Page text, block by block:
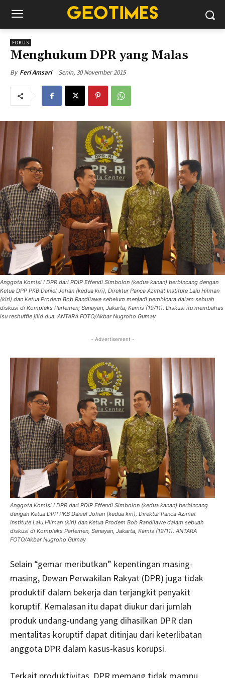
FOKUS
Menghukum DPR yang Malas
By Feri Amsari Senin, 30 November 2015
Anggota Komisi I DPR dari PDIP Effendi Simbolon (kedua kanan) berbincang dengan
Ketua DPP PKB Daniel Johan (kedua kiri), Direktur Panca Azimat Institute Lalu Hilman
(kiri) dan Ketua Prodem Bob Randilawe sebelum menjadi pembicara dalam sebuah
diskusi di Kompleks Parlemen, Senayan, Jakarta, Kamis (19/11). Diskusi itu membahas
isu reshuffle jilid dua. ANTARA FOTO/Akbar Nugroho Gumay
- Advertisement -
Anggota Komisi I DPR dari PDIP Effendi Simbolon (kedua kanan) berbincang
dengan Ketua DPP PKB Daniel Johan (kedua kiri), Direktur Panca Azimat
Institute Lalu Hilman (kiri) dan Ketua Prodem Bob Randilawe dalam sebuah
diskusi di Kompleks Parlemen, Senayan, Jakarta, Kamis (19/11). ANTARA
FOTO/Akbar Nugroho Gumay
Selain “gemar meributkan” kepentingan masing-
masing, Dewan Perwakilan Rakyat (DPR) juga tidak
produktif dalam bekerja dan terjangkit penyakit
koruptif. Kemalasan itu dapat diukur dari jumlah
produk undang-undang yang dihasilkan DPR dan
mentalitas koruptif dapat ditinjau dari keterlibatan
anggota DPR dalam kasus-kasus korupsi.